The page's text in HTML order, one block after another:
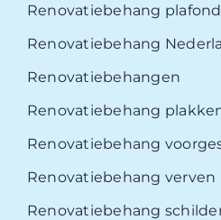
Renovatiebehang plafond
Renovatiebehang
Renovatiebehangen
Renovatiebehang
Renovatiebehang
Renovatiebehang verven
Renovatiebehang